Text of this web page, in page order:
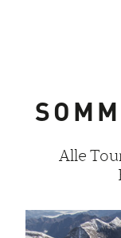
Alle